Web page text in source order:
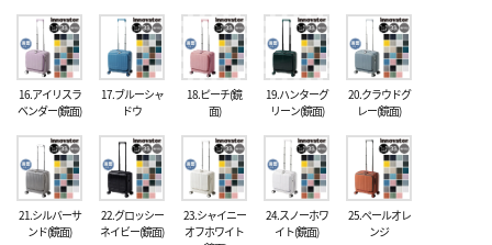
16.アイリスラ
ベンダー(鏡面)
17.ブルーシャ
ドウ
18.ピーチ(鏡
面)
19.ハンターグ
リーン(鏡面)
20.クラウドグ
レー(鏡面)
21.シルバーサ
ンド(鏡面)
22.グロッシー
ネイビー(鏡面)
23.シャイニー
オフホワイト
24.スノーホワ
イト(鏡面)
25.ペールオレ
ンジ